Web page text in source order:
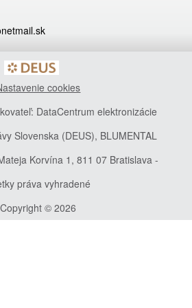
cookies
DataCentrum elektronizácie
Slovenska (DEUS), BLUMENTAL
Korvína 1, 811 07 Bratislava -
práva vyhradené
Copyright © 2026